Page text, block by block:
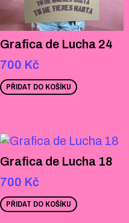
Grafica de Lucha 24
700 Kč
PŘIDAT DO KOŠÍKU
Grafica de Lucha 18
700 Kč
PŘIDAT DO KOŠÍKU